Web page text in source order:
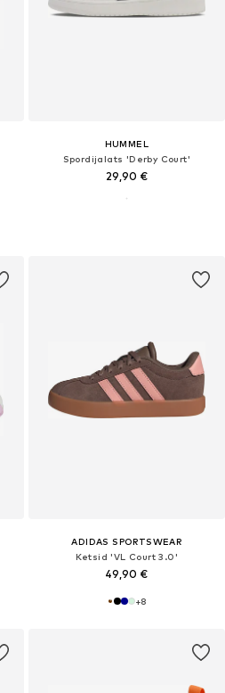
HUMMEL
Spordijalats 'Derby Court'
29,90 €
ADIDAS SPORTSWEAR
Ketsid 'VL Court 3.0'
49,90 €
+8